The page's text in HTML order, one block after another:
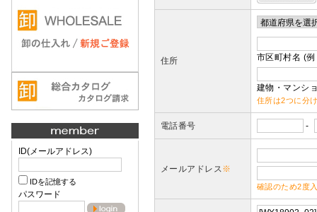
ID(メールアドレス)
IDを記憶する
パスワード
住所 市区町村名 (
建物・マンシ
住所は2つに分
電話番号 -
メールアドレス※
確認のため2度